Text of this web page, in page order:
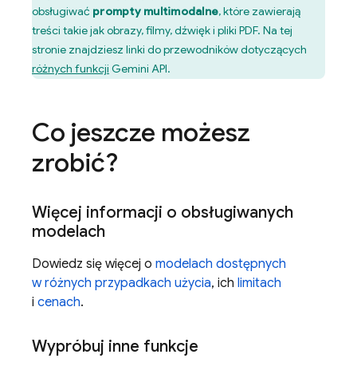
obsługiwać prompty multimodalne, które zawierają
treści takie jak obrazy, filmy, dźwięk i pliki PDF. Na tej
stronie znajdziesz linki do przewodników dotyczących
różnych funkcji Gemini API.
Co jeszcze możesz
zrobić?
Więcej informacji o obsługiwanych
modelach
Dowiedz się więcej o modelach dostępnych
w różnych przypadkach użycia, ich limitach
i cenach.
Wypróbuj inne funkcje